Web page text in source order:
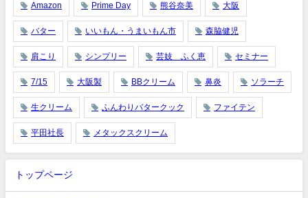
Amazon Prime Day 熊谷奈美 大阪
バター いいもん・うまいもん市 森脇健児
肩こり シンプリー 芸妓 ふく恵 セミナー
7/15 大阪製 BBクリーム 鼻炎 ソラーチ
生クリーム ふんわりバタークック ファイテン
平田社長 メタックスクリーム
トップページ